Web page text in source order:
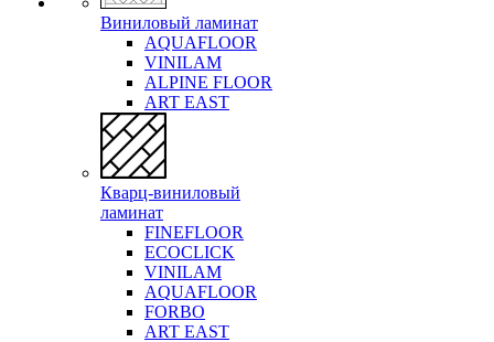
Виниловый ламинат
AQUAFLOOR
VINILAM
ALPINE FLOOR
ART EAST
Кварц-виниловый
ламинат
FINEFLOOR
ECOCLICK
VINILAM
AQUAFLOOR
FORBO
ART EAST